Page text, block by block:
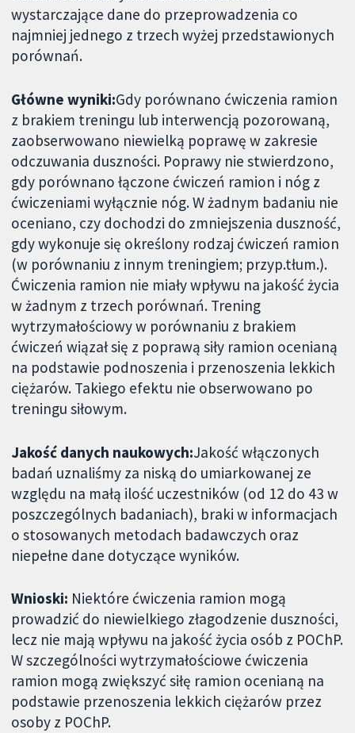
wystarczające dane do przeprowadzenia co
najmniej jednego z trzech wyżej przedstawionych
porównań.
Główne wyniki:Gdy porównano ćwiczenia ramion
z brakiem treningu lub interwencją pozorowaną,
zaobserwowano niewielką poprawę w zakresie
odczuwania duszności. Poprawy nie stwierdzono,
gdy porównano łączone ćwiczeń ramion i nóg z
ćwiczeniami wyłącznie nóg. W żadnym badaniu nie
oceniano, czy dochodzi do zmniejszenia duszność,
gdy wykonuje się określony rodzaj ćwiczeń ramion
(w porównaniu z innym treningiem; przyp.tłum.).
Ćwiczenia ramion nie miały wpływu na jakość życia
w żadnym z trzech porównań. Trening
wytrzymałościowy w porównaniu z brakiem
ćwiczeń wiązał się z poprawą siły ramion ocenianą
na podstawie podnoszenia i przenoszenia lekkich
ciężarów. Takiego efektu nie obserwowano po
treningu siłowym.
Jakość danych naukowych:Jakość włączonych
badań uznaliśmy za niską do umiarkowanej ze
względu na małą ilość uczestników (od 12 do 43 w
poszczególnych badaniach), braki w informacjach
o stosowanych metodach badawczych oraz
niepełne dane dotyczące wyników.
Wnioski: Niektóre ćwiczenia ramion mogą
prowadzić do niewielkiego złagodzenie duszności,
lecz nie mają wpływu na jakość życia osób z POChP.
W szczególności wytrzymałościowe ćwiczenia
ramion mogą zwiększyć siłę ramion ocenianą na
podstawie przenoszenia lekkich ciężarów przez
osoby z POChP.